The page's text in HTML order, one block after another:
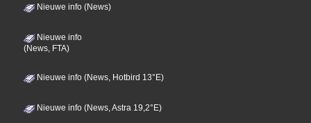
Nieuwe info (News)
Nieuwe info
(News, FTA)
Nieuwe info (News, Hotbird 13°E)
Nieuwe info (News, Astra 19,2°E)